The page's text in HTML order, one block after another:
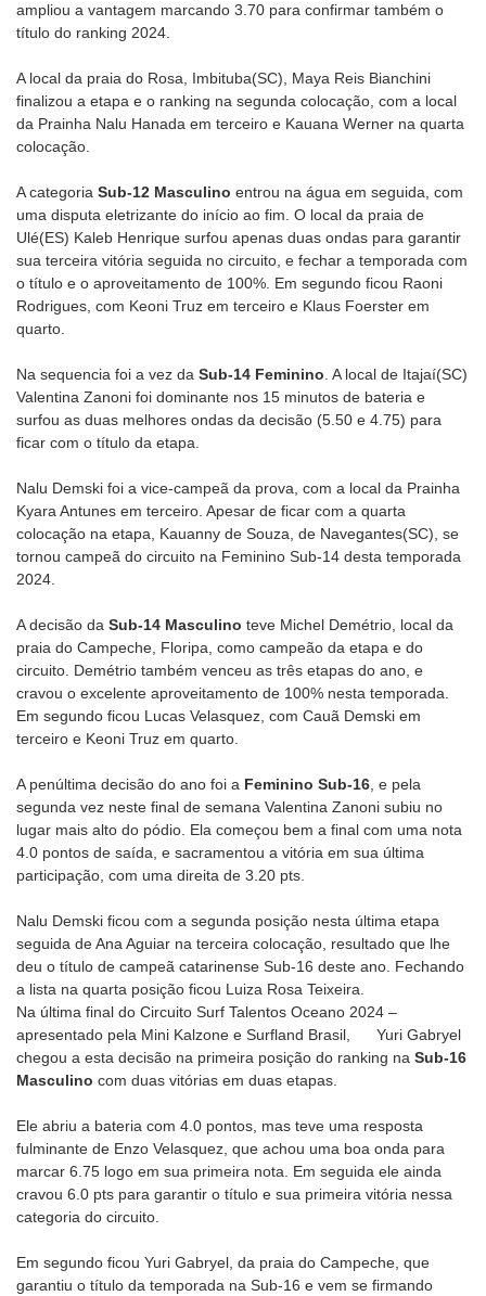
ampliou a vantagem marcando 3.70 para confirmar também o
título do ranking 2024.
A local da praia do Rosa, Imbituba(SC), Maya Reis Bianchini
finalizou a etapa e o ranking na segunda colocação, com a local
da Prainha Nalu Hanada em terceiro e Kauana Werner na quarta
colocação.
A categoria Sub-12 Masculino entrou na água em seguida, com
uma disputa eletrizante do início ao fim. O local da praia de
Ulé(ES) Kaleb Henrique surfou apenas duas ondas para garantir
sua terceira vitória seguida no circuito, e fechar a temporada com
o título e o aproveitamento de 100%. Em segundo ficou Raoni
Rodrigues, com Keoni Truz em terceiro e Klaus Foerster em
quarto.
Na sequencia foi a vez da Sub-14 Feminino. A local de Itajaí(SC)
Valentina Zanoni foi dominante nos 15 minutos de bateria e
surfou as duas melhores ondas da decisão (5.50 e 4.75) para
ficar com o título da etapa.
Nalu Demski foi a vice-campeã da prova, com a local da Prainha
Kyara Antunes em terceiro. Apesar de ficar com a quarta
colocação na etapa, Kauanny de Souza, de Navegantes(SC), se
tornou campeã do circuito na Feminino Sub-14 desta temporada
2024.
A decisão da Sub-14 Masculino teve Michel Demétrio, local da
praia do Campeche, Floripa, como campeão da etapa e do
circuito. Demétrio também venceu as três etapas do ano, e
cravou o excelente aproveitamento de 100% nesta temporada.
Em segundo ficou Lucas Velasquez, com Cauã Demski em
terceiro e Keoni Truz em quarto.
A penúltima decisão do ano foi a Feminino Sub-16, e pela
segunda vez neste final de semana Valentina Zanoni subiu no
lugar mais alto do pódio. Ela começou bem a final com uma nota
4.0 pontos de saída, e sacramentou a vitória em sua última
participação, com uma direita de 3.20 pts.
Nalu Demski ficou com a segunda posição nesta última etapa
seguida de Ana Aguiar na terceira colocação, resultado que lhe
deu o título de campeã catarinense Sub-16 deste ano. Fechando
a lista na quarta posição ficou Luiza Rosa Teixeira.
Na última final do Circuito Surf Talentos Oceano 2024 –
apresentado pela Mini Kalzone e Surfland Brasil, Yuri Gabryel
chegou a esta decisão na primeira posição do ranking na Sub-16
Masculino com duas vitórias em duas etapas.
Ele abriu a bateria com 4.0 pontos, mas teve uma resposta
fulminante de Enzo Velasquez, que achou uma boa onda para
marcar 6.75 logo em sua primeira nota. Em seguida ele ainda
cravou 6.0 pts para garantir o título e sua primeira vitória nessa
categoria do circuito.
Em segundo ficou Yuri Gabryel, da praia do Campeche, que
garantiu o título da temporada na Sub-16 e vem se firmando